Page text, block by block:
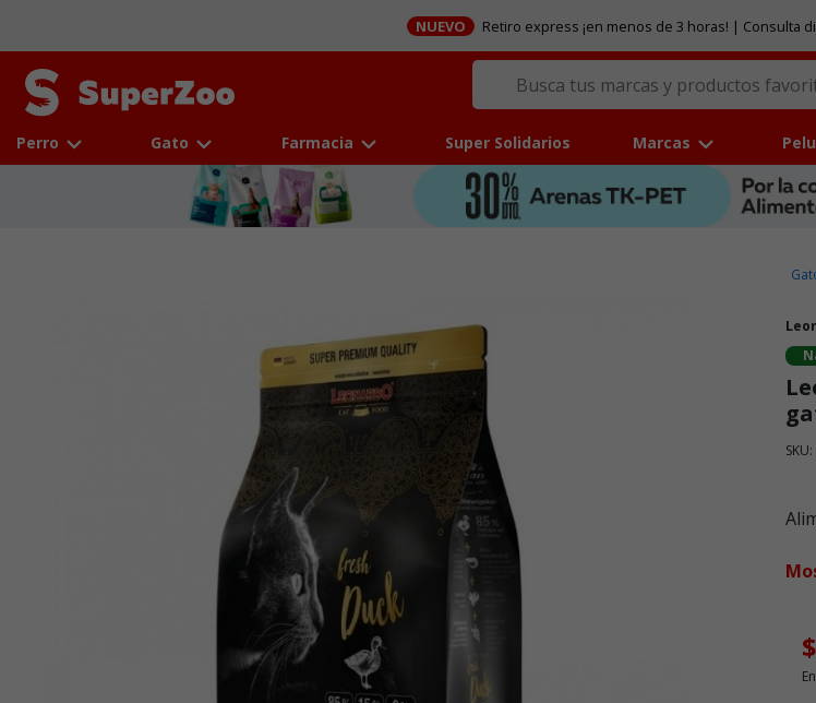
NUEVO Retiro express ¡en menos de 3 horas! | Consulta
Perro Gato Farmacia Super Solidarios Marcas